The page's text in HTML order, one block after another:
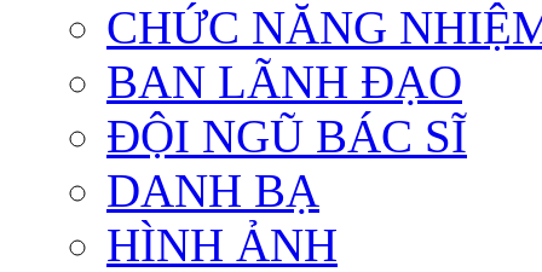
CHỨC NĂNG
BAN LÃNH ĐẠO
ĐỘI NGŨ BÁC SĨ
DANH BẠ
HÌNH ẢNH